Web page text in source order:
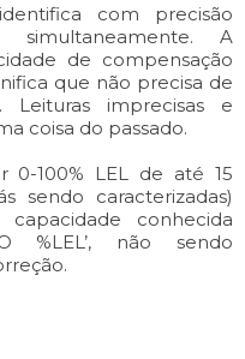
com precisão
simultaneamente. A
de compensação
que não precisa de
imprecisas e
coisa do passado.
0-100% LEL de até 15
sendo caracterizadas)
conhecida
%LEL’, não sendo